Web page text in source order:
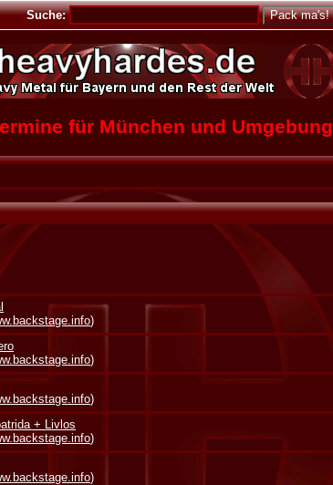
Suche:
für München und Umgebung
)
)
)
+ Livlos
)
)